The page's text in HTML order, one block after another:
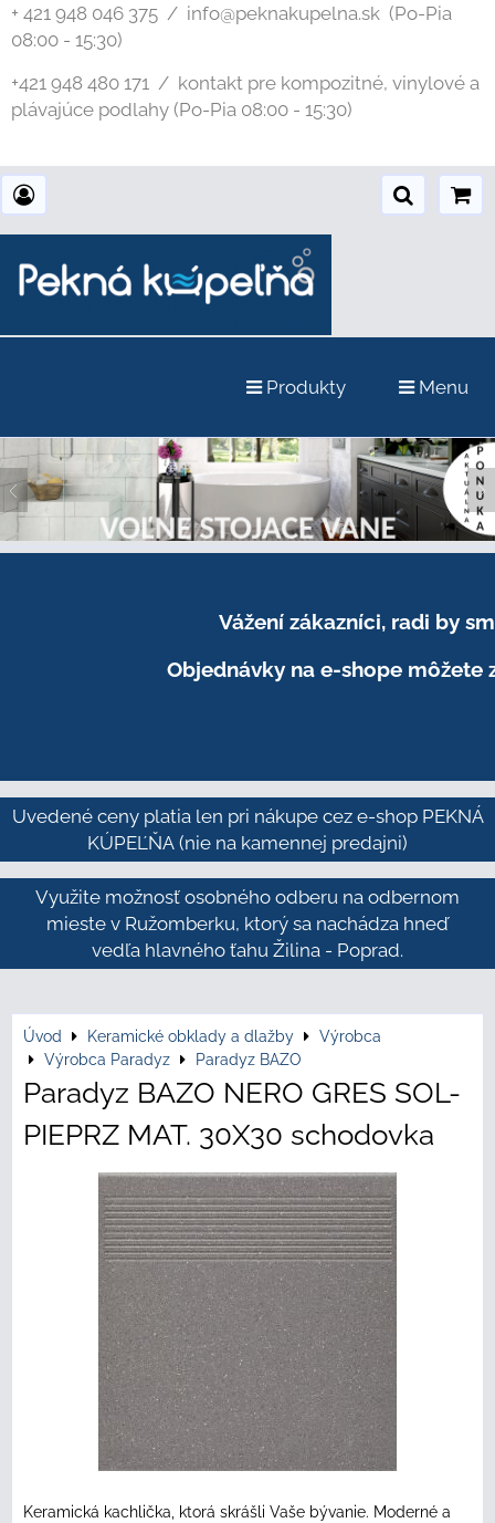
+ 421 948 046 375 / info@peknakupelna.sk (Po-Pia
08:00 - 15:30)
+421 948 480 171 / kontakt pre kompozitné, vinylové a
plávajúce podlahy (Po-Pia 08:00 - 15:30)
Produkty Menu
Vážení zákazníci, radi by
Objednávky na e-shope môžete
Uvedené ceny platia len pri nákupe cez e-shop PEKNÁ
KÚPEĽŇA (nie na kamennej predajni)
Využite možnosť osobného odberu na odbernom
mieste v Ružomberku, ktorý sa nachádza hneď
vedľa hlavného ťahu Žilina - Poprad.
Úvod Keramické obklady a dlažby
Výrobca
Výrobca Paradyz
Paradyz BAZO
Paradyz BAZO NERO GRES SOL-
PIEPRZ MAT. 30X30 schodovka
Keramická kachlička, ktorá skrášli Vaše bývanie. Moderné a